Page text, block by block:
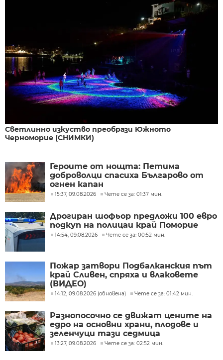
Светлинно изкуство преобрази Южното
Черноморие (СНИМКИ)
Героите от нощта: Петима
доброволци спасиха Българово от
огнен капан
15:37, 09.08.2026 Чете се за: 01:37 мин.
Дрогиран шофьор предложи 100 евро
подкуп на полицаи край Поморие
14:54, 09.08.2026 Чете се за: 00:52 мин.
Пожар затвори Подбалканския път
край Сливен, спряха и влаковете
(ВИДЕО)
14:12, 09.08.2026 (обновена) Чете се за: 01:42 мин.
Разнопосочно се движат цените на
едро на основни храни, плодове и
зеленчуци тази седмица
13:27, 09.08.2026 Чете се за: 02:52 мин.